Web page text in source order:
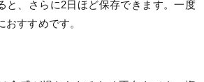
と、さらに2日ほど保存できます。一度
すすめです。